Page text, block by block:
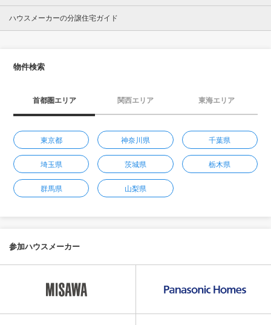
ハウスメーカーの分譲住宅ガイド
物件検索
首都圏エリア 関西エリア 東海エリア
東京都 神奈川県 千葉県
埼玉県 茨城県 栃木県
群馬県 山梨県
参加ハウスメーカー